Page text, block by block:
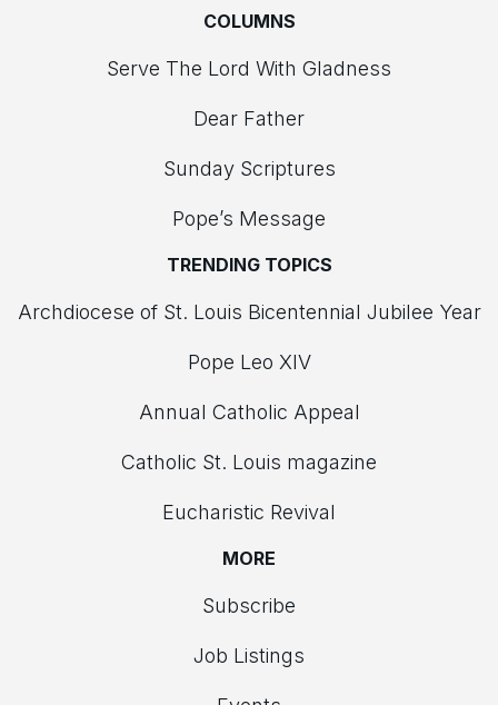
COLUMNS
Serve The Lord With Gladness
Dear Father
Sunday Scriptures
Pope’s Message
TRENDING TOPICS
Archdiocese of St. Louis Bicentennial Jubilee Year
Pope Leo XIV
Annual Catholic Appeal
Catholic St. Louis magazine
Eucharistic Revival
MORE
Subscribe
Job Listings